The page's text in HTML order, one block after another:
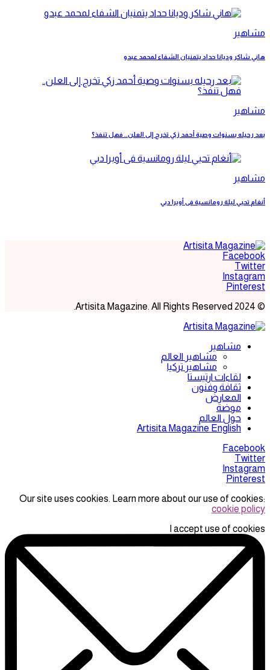
مشاهير
هاني شاكر وديانا حداد يتمنيان الشفاء لمحمد عبدو
مشاهير
بعد رحيله بسنوات وصية أحمد زكي تخرج إلى العلن.. فهل تنفذ؟
مشاهير
أنغام تحيي ليلة رومانسية فى أوبرا دبي
Facebook
Twitter
Instagram
Pinterest
© 2024 Artisita Magazine. All Rights Reserved.
مشاهير
مشاهير العالم
مشاهير تركيا
لقاءات ارتيستا
ثقافة وفنون
المعارض
موضة
حول العالم
Artisita Magazine English
Facebook
Twitter
Instagram
Pinterest
Our site uses cookies. Learn more about our use of cookies:
cookie policy
I accept use of cookies